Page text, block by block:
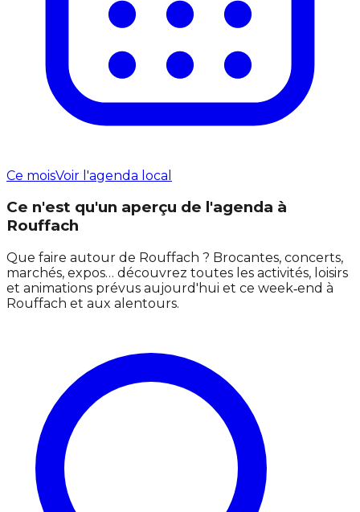
Ce moisVoir l'agenda local
Ce n'est qu'un aperçu de l'agenda à
Rouffach
Que faire autour de Rouffach ? Brocantes, concerts,
marchés, expos… découvrez toutes les activités, loisirs
et animations prévus aujourd'hui et ce week‑end à
Rouffach et aux alentours.